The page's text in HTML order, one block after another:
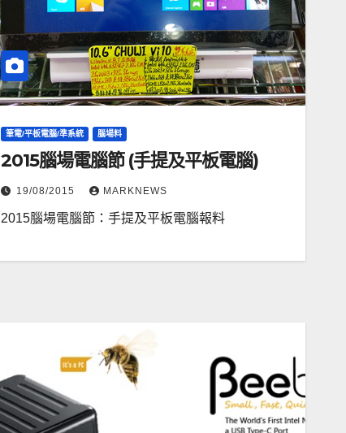
筆電/平板電腦/準系統 腦場料
2015腦場電腦節 (手提及平板電腦)
19/08/2015 MARKNEWS
2015腦場電腦節：手提及平板電腦報料